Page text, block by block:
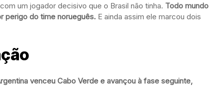
um jogador decisivo que o Brasil não tinha. Todo mundo
perigo do time norueguês. E ainda assim ele marcou dois
venceu Cabo Verde e avançou à fase seguinte,